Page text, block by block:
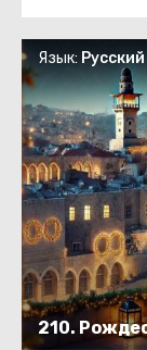
210.
Язык: Русский